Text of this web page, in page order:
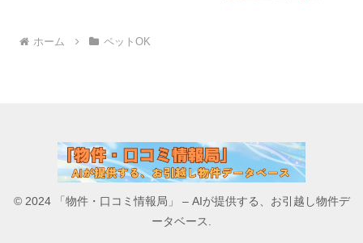
ホーム ペットOK
© 2024 「物件・口コミ情報局」 – AIが提供する、お引越し物件デ
ータベース.